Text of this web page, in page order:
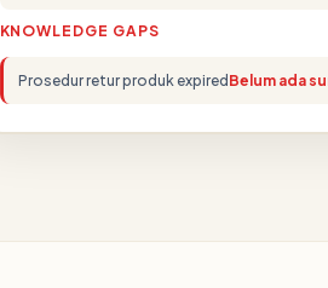
KNOWLEDGE GAPS
Prosedur retur produk expiredBelum ada